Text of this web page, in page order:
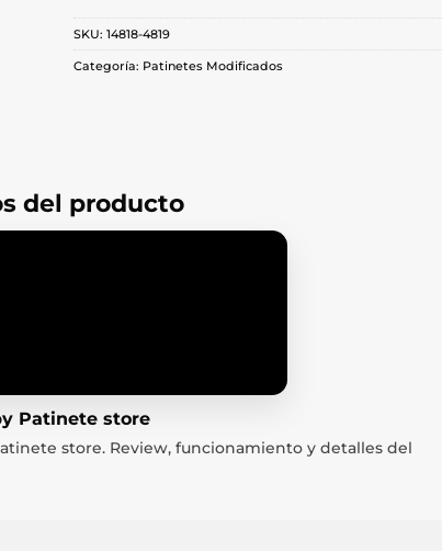
SKU: 14818-4819
Categoría: Patinetes Modificados
del producto
Patinete store
store. Review, funcionamiento y detalles del